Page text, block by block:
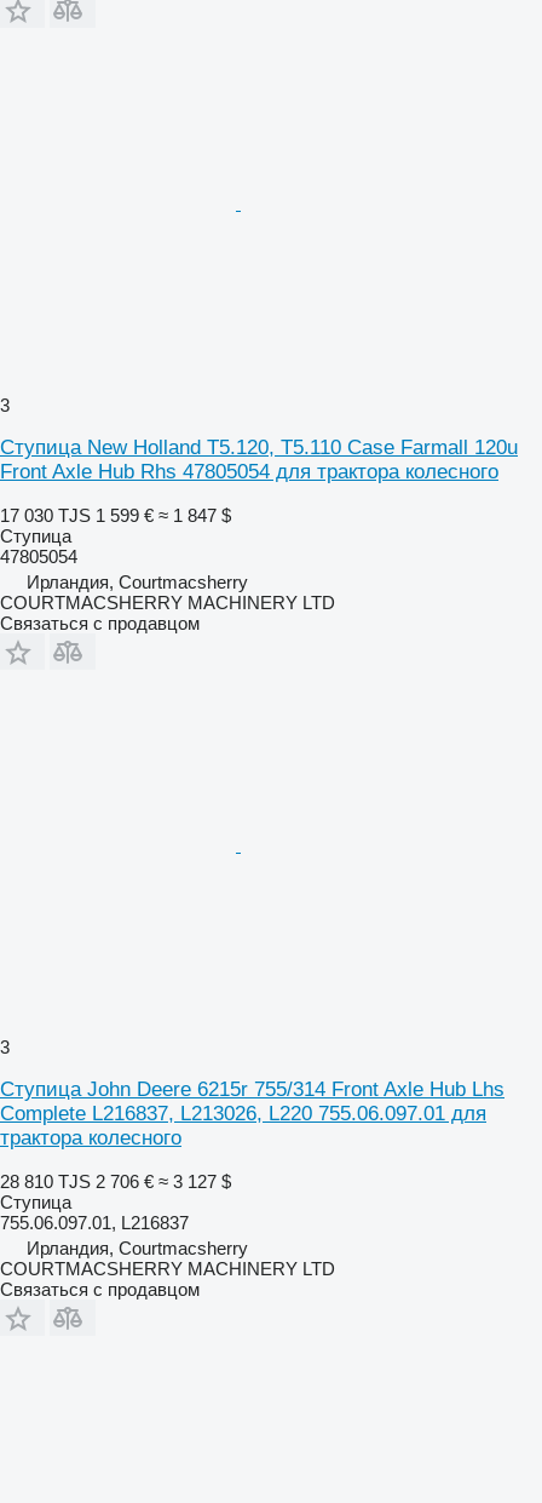
3
Ступица New Holland T5.120, T5.110 Case Farmall 120u
Front Axle Hub Rhs 47805054 для трактора колесного
17 030 TJS 1 599 € ≈ 1 847 $
Ступица
47805054
Ирландия, Courtmacsherry
COURTMACSHERRY MACHINERY LTD
Связаться с продавцом
3
Ступица John Deere 6215r 755/314 Front Axle Hub Lhs
Complete L216837, L213026, L220 755.06.097.01 для
трактора колесного
28 810 TJS 2 706 € ≈ 3 127 $
Ступица
755.06.097.01, L216837
Ирландия, Courtmacsherry
COURTMACSHERRY MACHINERY LTD
Связаться с продавцом